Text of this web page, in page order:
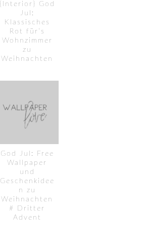
{Interior} God
Jul:
Klassisches
Rot für’s
Wohnzimmer
zu
Weihnachten
God Jul: Free
Wallpaper
und
Geschenkidee
n zu
Weihnachten
# Dritter
Advent